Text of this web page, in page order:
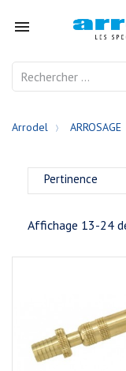

Arrodel ARROSAGE
Pertinence
Affichage 13-24